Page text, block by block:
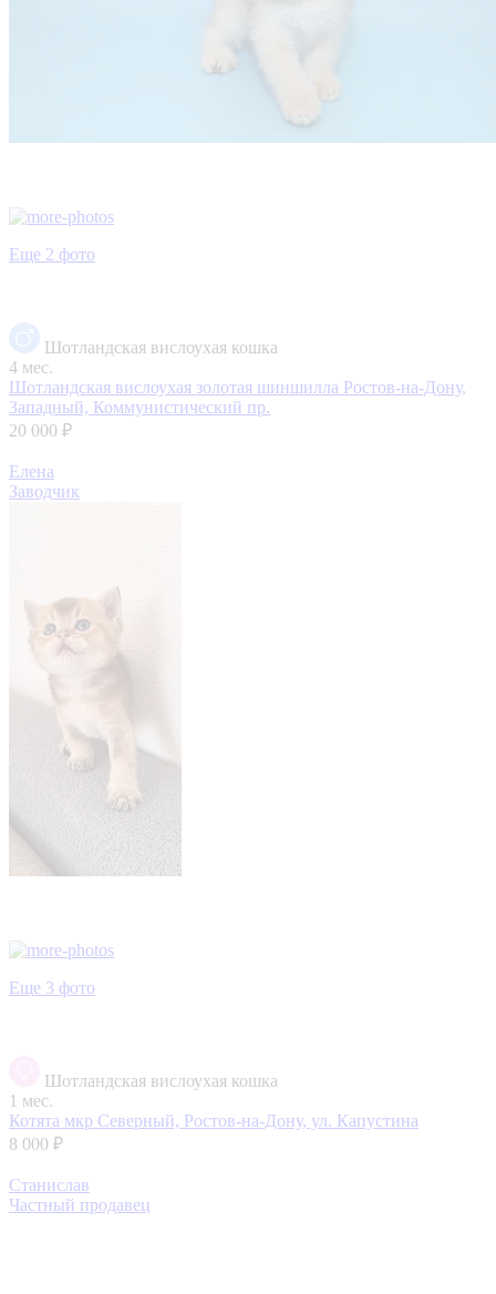
Еще 2 фото
Шотландская вислоухая кошка
4 мес.
Шотландская вислоухая золотая шиншилла Ростов-на-Дону,
Западный, Коммунистический пр.
20 000 ₽
Елена
Заводчик
Еще 3 фото
Шотландская вислоухая кошка
1 мес.
Котята мкр Северный, Ростов-на-Дону, ул. Капустина
8 000 ₽
Станислав
Частный продавец